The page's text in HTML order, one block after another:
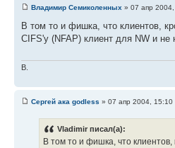
Владимир Семиколенных » 07 апр
В том то и фишка, что клиентов,
CIFS'у (NFAP) клиент для NW и не
В.
Сергей ака godless » 07 апр 2004, 15:10
Vladimir писал(а):
В том то и фишка, что клиентов,